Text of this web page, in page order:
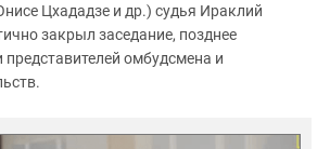
Цхададзе и др.) судья Ираклий
закрыл заседание, позднее
представителей омбудсмена и